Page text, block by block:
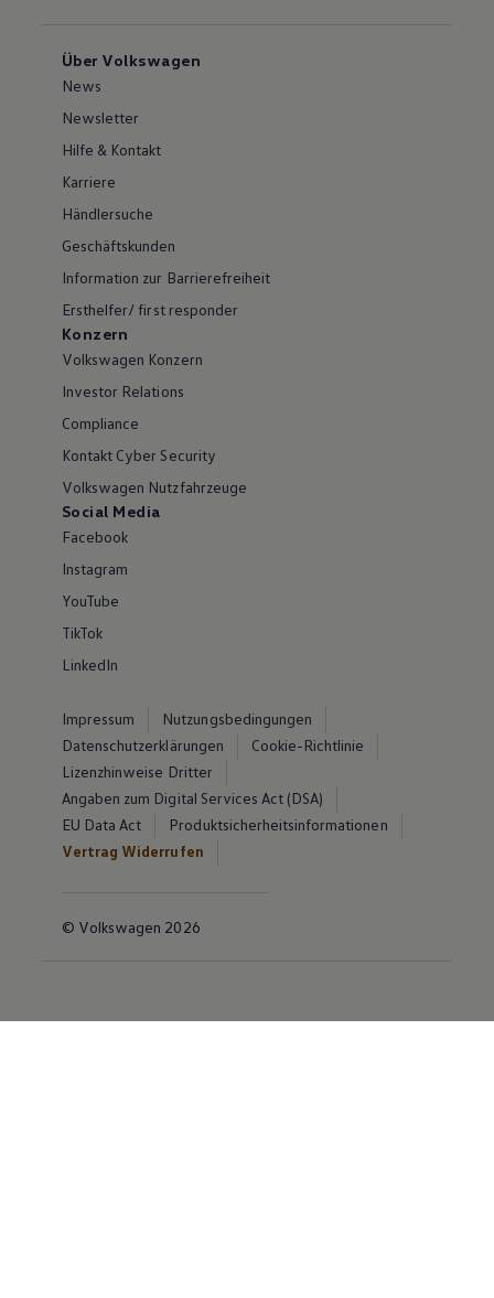
Über Volkswagen
News
Newsletter
Hilfe & Kontakt
Karriere
Händlersuche
Geschäftskunden
Information zur Barrierefreiheit
Ersthelfer/ first responder
Konzern
Volkswagen Konzern
Investor Relations
Compliance
Kontakt Cyber Security
Volkswagen Nutzfahrzeuge
Social Media
Facebook
Instagram
YouTube
TikTok
LinkedIn
Impressum
Nutzungsbedingungen
Datenschutzerklärungen
Cookie-Richtlinie
Lizenzhinweise Dritter
Angaben zum Digital Services Act (DSA)
EU Data Act
Produktsicherheitsinformationen
Vertrag Widerrufen
© Volkswagen 2026